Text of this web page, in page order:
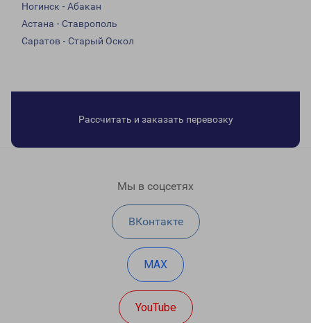
Ногинск - Абакан
Астана - Ставрополь
Саратов - Старый Оскол
Рассчитать и заказать перевозку
Мы в соцсетях
ВКонтакте
MAX
YouTube